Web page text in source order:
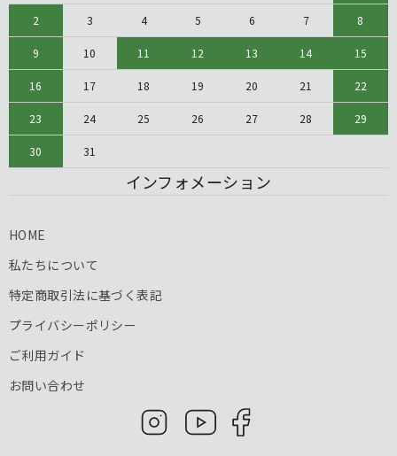
2 3 4 5 6 7 8
9 10 11 12 13 14 15
16 17 18 19 20 21 22
23 24 25 26 27 28 29
30 31
インフォメーション
HOME
私たちについて
特定商取引法に基づく表記
プライバシーポリシー
ご利用ガイド
お問い合わせ